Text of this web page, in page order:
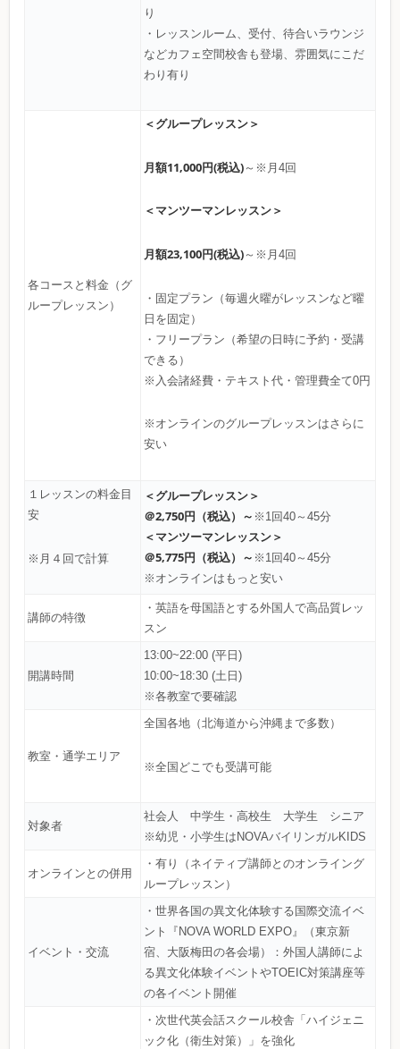
り
・レッスンルーム、受付、待合いラウンジ
などカフェ空間校舎も登場、雰囲気にこだ
わり有り
各コースと料金（グ
ループレッスン）
＜グループレッスン＞
月額11,000円(税込)～※月4回
＜マンツーマンレッスン＞
月額23,100円(税込)～※月4回
・固定プラン（毎週火曜がレッスンなど曜
日を固定）
・フリープラン（希望の日時に予約・受講
できる）
※入会諸経費・テキスト代・管理費全て0円
※オンラインのグループレッスンはさらに
安い
１レッスンの料金目
安
※月４回で計算
＜グループレッスン＞
＠2,750円（税込）～ ※1回40～45分
＜マンツーマンレッスン＞
＠5,775円（税込）～ ※1回40～45分
※オンラインはもっと安い
講師の特徴
・英語を母国語とする外国人で高品質レッ
スン
開講時間
13:00~22:00 (平日)
10:00~18:30 (土日)
※各教室で要確認
教室・通学エリア
全国各地（北海道から沖縄まで多数）
※全国どこでも受講可能
対象者
社会人 中学生・高校生 大学生 シニア
※幼児・小学生はNOVAバイリンガルKIDS
オンラインとの併用
・有り（ネイティブ講師とのオンライング
ループレッスン）
イベント・交流
・世界各国の異文化体験する国際交流イベ
ント『NOVA WORLD EXPO』（東京新
宿、大阪梅田の各会場）：外国人講師によ
る異文化体験イベントやTOEIC対策講座等
の各イベント開催
・次世代英会話スクール校舎「ハイジェニ
ック化（衛生対策）」を強化